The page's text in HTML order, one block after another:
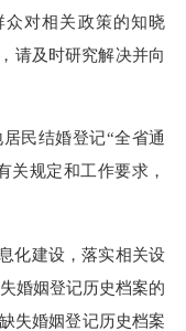
众对相关政策的知晓
， 请及时研究解决并向
居民结婚登记“全省通
关规定和工作要求，
化建设，落实相关设
婚姻登记历史档案的
失婚姻登记历史档案